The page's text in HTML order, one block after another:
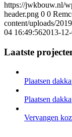
https://jwkbouw.nl/
header.png 0 0
content/uploads/
04 16:49:562013-
Laatste
Plaatsen
Plaatsen
Vervangen